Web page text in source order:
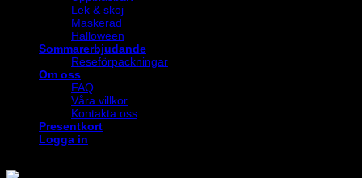
Lek & skoj
Maskerad
Halloween
Sommarerbjudande
Reseförpackningar
Om oss
FAQ
Våra villkor
Kontakta oss
Presentkort
Logga in